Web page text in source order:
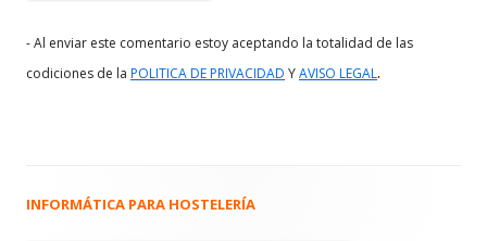
- Al enviar este comentario estoy aceptando la totalidad de las
codiciones de la POLITICA DE PRIVACIDAD YAVISO LEGAL.
Barra
INFORMÁTICA PARA HOSTELERÍA